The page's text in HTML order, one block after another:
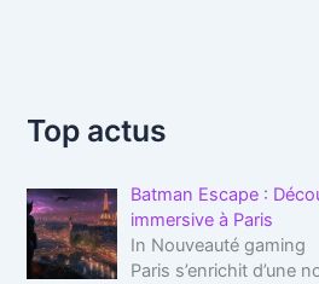
Top actus
Batman Escape :
immersive à Paris
In Nouveauté gaming
Paris s’enrichit d’une